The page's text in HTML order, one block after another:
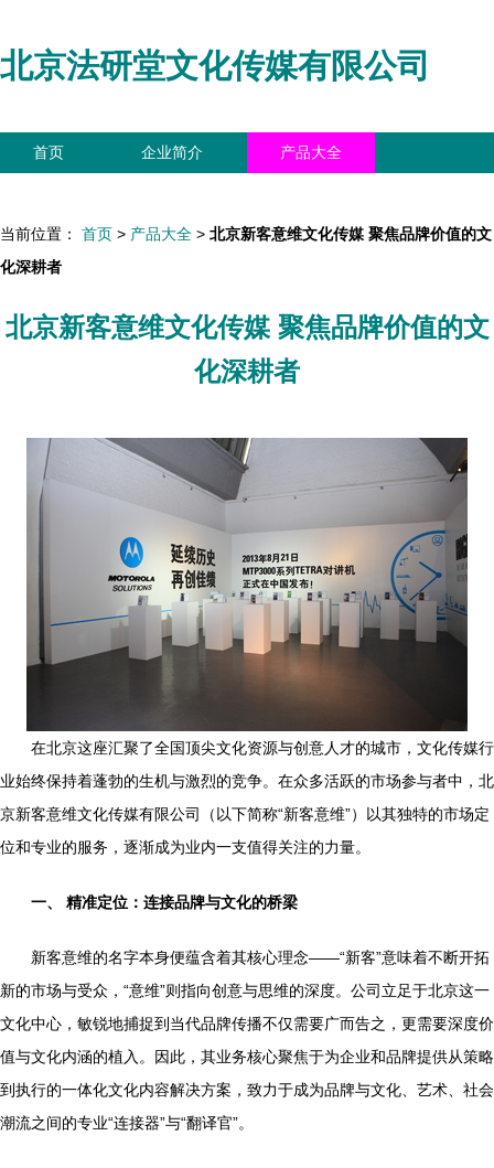
北京法研堂文化传媒有限公司
首页 企业简介 产品大全
当前位置： 首页 > 产品大全 > 北京新客意维文化传媒 聚焦品牌价值的文
化深耕者
北京新客意维文化传媒 聚焦品牌价值的文
化深耕者
在北京这座汇聚了全国顶尖文化资源与创意人才的城市，文化传媒行
业始终保持着蓬勃的生机与激烈的竞争。在众多活跃的市场参与者中，北
京新客意维文化传媒有限公司（以下简称“新客意维”）以其独特的市场定
位和专业的服务，逐渐成为业内一支值得关注的力量。
一、 精准定位：连接品牌与文化的桥梁
新客意维的名字本身便蕴含着其核心理念——“新客”意味着不断开拓
新的市场与受众，“意维”则指向创意与思维的深度。公司立足于北京这一
文化中心，敏锐地捕捉到当代品牌传播不仅需要广而告之，更需要深度价
值与文化内涵的植入。因此，其业务核心聚焦于为企业和品牌提供从策略
到执行的一体化文化内容解决方案，致力于成为品牌与文化、艺术、社会
潮流之间的专业“连接器”与“翻译官”。